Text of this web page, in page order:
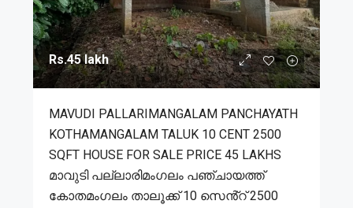
Rs.45 lakh
MAVUDI PALLARIMANGALAM PANCHAYATH
KOTHAMANGALAM TALUK 10 CENT 2500
SQFT HOUSE FOR SALE PRICE 45 LAKHS
മാവുടി പല്ലാരിമംഗലം പഞ്ചായത്ത്
കോതമംഗലം താലൂക്ക് 10 സെൻ്റ് 2500